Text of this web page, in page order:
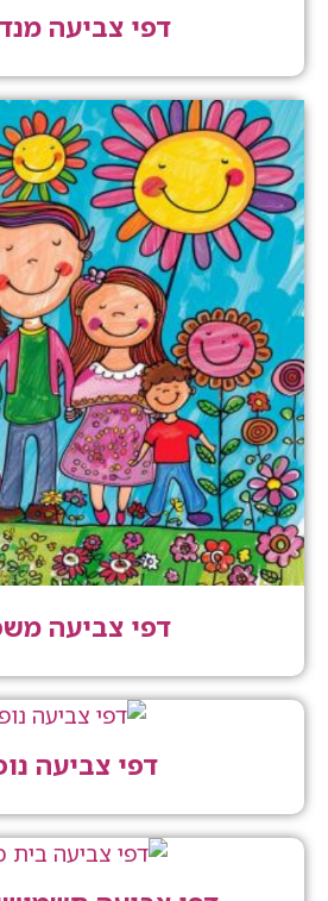
דפי צביעה מנדלות
דפי צביעה משפחה
דפי צביעה נופים